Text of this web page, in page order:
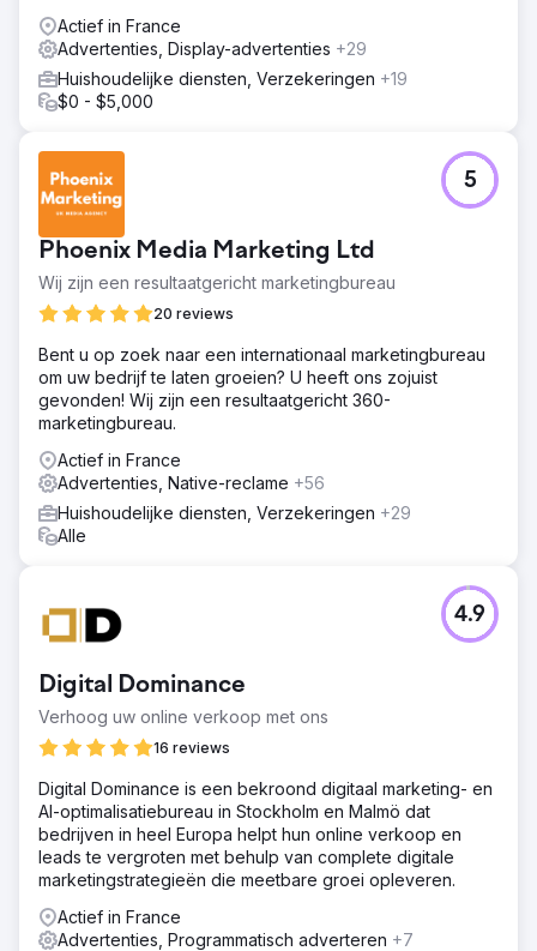
Actief in France
Advertenties, Display-advertenties +29
Huishoudelijke diensten, Verzekeringen +19
$0 - $5,000
Phoenix Media Marketing Ltd
Wij zijn een resultaatgericht marketingbureau
20 reviews
5
Bent u op zoek naar een internationaal marketingbureau
om uw bedrijf te laten groeien? U heeft ons zojuist
gevonden! Wij zijn een resultaatgericht 360-
marketingbureau.
Actief in France
Advertenties, Native-reclame +56
Huishoudelijke diensten, Verzekeringen +29
Alle
Digital Dominance
Verhoog uw online verkoop met ons
16 reviews
4.9
Digital Dominance is een bekroond digitaal marketing- en
AI-optimalisatiebureau in Stockholm en Malmö dat
bedrijven in heel Europa helpt hun online verkoop en
leads te vergroten met behulp van complete digitale
marketingstrategieën die meetbare groei opleveren.
Actief in France
Advertenties, Programmatisch adverteren +7